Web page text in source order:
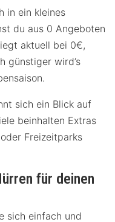
in ein kleines
du aus 0 Angeboten
aktuell bei 0€,
günstiger wird’s
sich ein Blick auf
beinhalten Extras
Freizeitparks
für deinen
sich einfach und